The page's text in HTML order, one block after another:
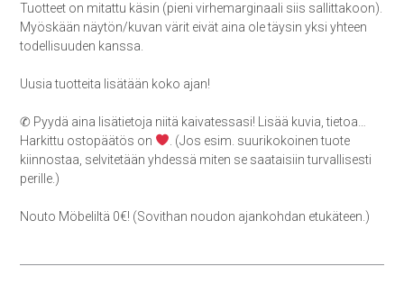
Tuotteet on mitattu käsin (pieni virhemarginaali siis sallittakoon).
Myöskään näytön/kuvan värit eivät aina ole täysin yksi yhteen
todellisuuden kanssa.
Uusia tuotteita lisätään koko ajan!
✆ Pyydä aina lisätietoja niitä kaivatessasi! Lisää kuvia, tietoa…
Harkittu ostopäätös on
. (Jos esim. suurikokoinen tuote
kiinnostaa, selvitetään yhdessä miten se saataisiin turvallisesti
perille.)
Nouto Möbeliltä 0€! (Sovithan noudon ajankohdan etukäteen.)